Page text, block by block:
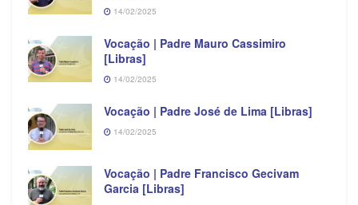
14/02/2025
Vocação | Padre Mauro Cassimiro
[Libras]
14/02/2025
Vocação | Padre José de Lima [Libras]
14/02/2025
Vocação | Padre Francisco Gecivam
Garcia [Libras]